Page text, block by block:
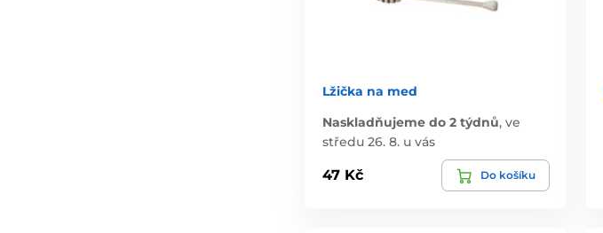
Lžička na med
Naskladňujeme do 2 týdnů, ve
středu 26. 8. u vás
47 Kč Do košíku